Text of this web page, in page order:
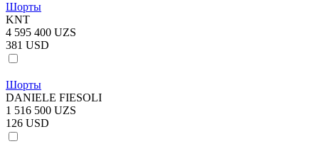
Шорты
KNT
4 595 400 UZS
381 USD
Шорты
DANIELE FIESOLI
1 516 500 UZS
126 USD